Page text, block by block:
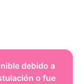
debido a
o fue